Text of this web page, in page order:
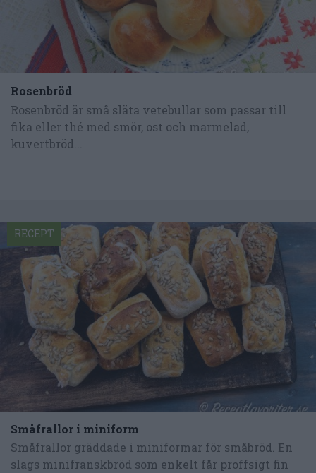
Rosenbröd
Rosenbröd är små släta vetebullar som passar till
fika eller thé med smör, ost och marmelad,
kuvertbröd...
Småfrallor i miniform
Småfrallor gräddade i miniformar för småbröd. En
slags minifranskbröd som enkelt får proffsigt fin
RECEPT